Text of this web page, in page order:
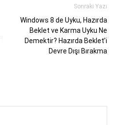
Sonraki Yazı
Windows 8 de Uyku, Hazırda
Beklet ve Karma Uyku Ne
Demektir? Hazırda Beklet’i
Devre Dışı Bırakma